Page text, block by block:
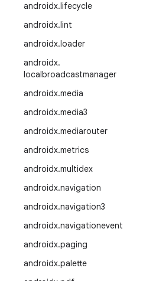
androidx.lifecycle
androidx.lint
androidx.loader
androidx.
localbroadcastmanager
androidx.media
androidx.media3
androidx.mediarouter
androidx.metrics
androidx.multidex
androidx.navigation
androidx.navigation3
androidx.navigationevent
androidx.paging
androidx.palette